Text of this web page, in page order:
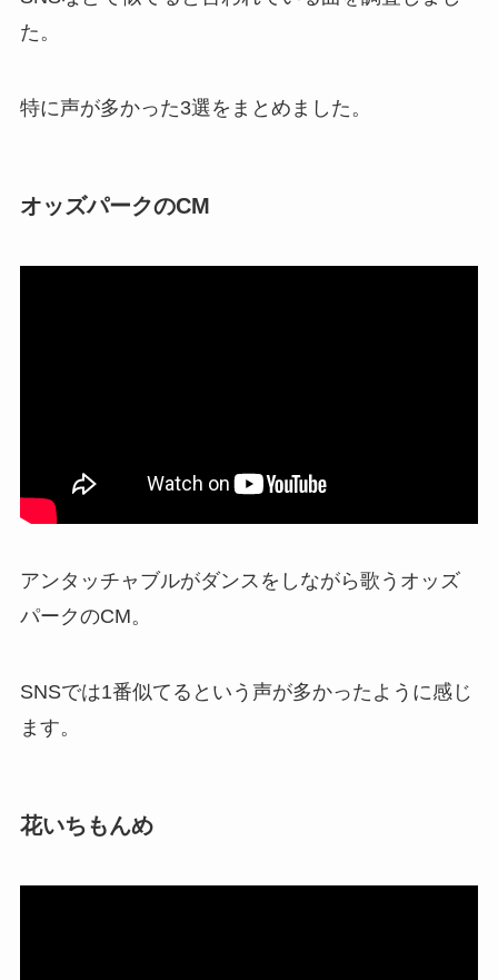
た。
特に声が多かった3選をまとめました。
オッズパークのCM
アンタッチャブルがダンスをしながら歌うオッズ
パークのCM。
SNSでは1番似てるという声が多かったように感じ
ます。
花いちもんめ